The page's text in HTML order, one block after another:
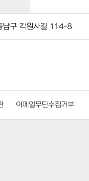
남구 각원사길 114-8
이메일무단수집거부